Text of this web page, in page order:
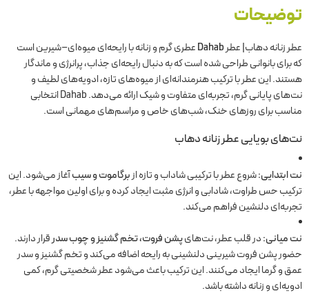
توضیحات
عطر زنانه دهاب| عطرDahabعطری گرم و زنانه با رایحه‌ای میوه‌ای–شیرین است
که برای بانوانی طراحی شده است که به دنبال رایحه‌ای جذاب، پرانرژی و ماندگار
هستند. این عطر با ترکیب هنرمندانه‌ای از میوه‌های تازه، ادویه‌های لطیف و
نت‌های پایانی گرم، تجربه‌ای متفاوت و شیک ارائه می‌دهد. Dahab انتخابی
مناسب برای روزهای خنک، شب‌های خاص و مراسم‌های مهمانی است.
نت‌های بویایی عطر زنانه دهاب
نت ابتدایی:شروع عطر با ترکیبی شاداب و تازه ازبرگاموت و سیبآغاز می‌شود. این
ترکیب حس طراوت، شادابی و انرژی مثبت ایجاد کرده و برای اولین مواجهه با عطر،
تجربه‌ای دلنشین فراهم می‌کند.
نت میانی:در قلب عطر، نت‌هایپشن فروت، تخم گشنیز و چوب سدرقرار دارند.
حضور پشن فروت شیرینی دلنشینی به رایحه اضافه می‌کند و تخم گشنیز و سدر
عمق و گرما ایجاد می‌کنند. این ترکیب باعث می‌شود عطر شخصیتی گرم، کمی
ادویه‌ای و زنانه داشته باشد.